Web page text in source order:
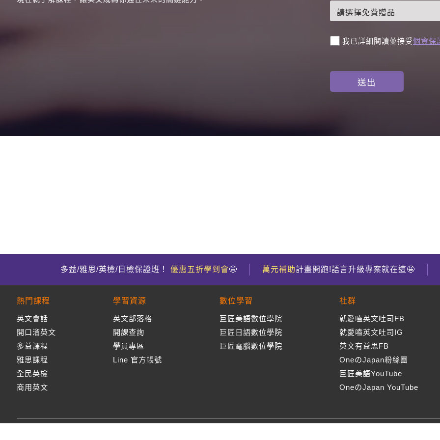
我已詳細閱讀並接受個資保
多益/雅思/英檢/日檢保證班！ 優惠五折學到會🤩 萬元補助計畫開跑!語言升級專案就在這🤩
熱門課程
英文會話
開口溜英文
多益課程
雅思課程
全民英檢
商用英文
學習資源
英文部落格
開課查詢
學員專區
Line 官方帳號
數位學習
巨匠美語數位學院
巨匠日語數位學院
巨匠電腦數位學院
社群
就愛嗑英文吐司FB
就愛嗑英文吐司IG
英文有益思FB
OneのJapan粉絲團
巨匠美語YouTube
OneのJapan YouTube